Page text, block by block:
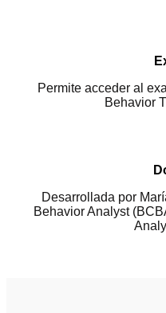
Permite acceder al
Behavior
Desarrollada por
Behavior Analyst